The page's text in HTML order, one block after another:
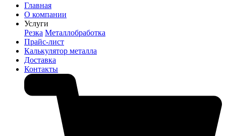
Главная
О компании
Услуги
Резка Металлобработка
Прайс-лист
Калькулятор металла
Доставка
Контакты